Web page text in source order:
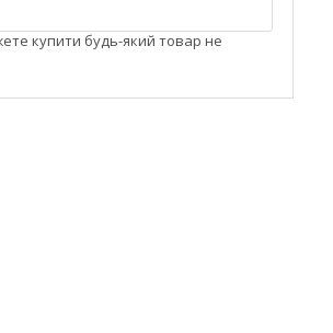
купити будь-який товар не